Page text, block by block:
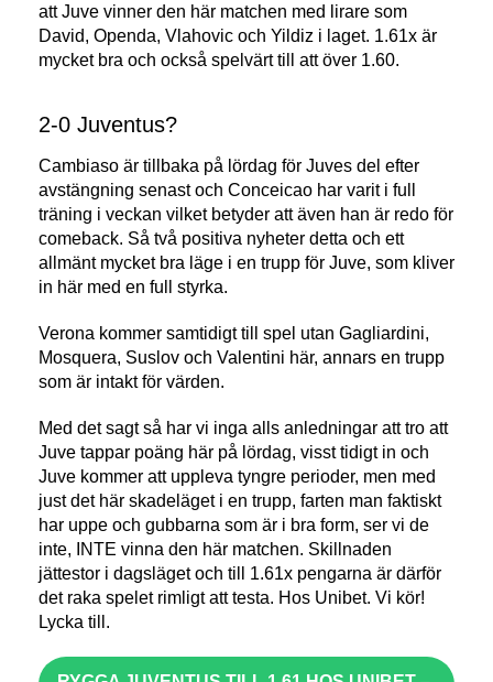
att Juve vinner den här matchen med lirare som
David, Openda, Vlahovic och Yildiz i laget. 1.61x är
mycket bra och också spelvärt till att över 1.60.
2-0 Juventus?
Cambiaso är tillbaka på lördag för Juves del efter
avstängning senast och Conceicao har varit i full
träning i veckan vilket betyder att även han är redo för
comeback. Så två positiva nyheter detta och ett
allmänt mycket bra läge i en trupp för Juve, som kliver
in här med en full styrka.
Verona kommer samtidigt till spel utan Gagliardini,
Mosquera, Suslov och Valentini här, annars en trupp
som är intakt för värden.
Med det sagt så har vi inga alls anledningar att tro att
Juve tappar poäng här på lördag, visst tidigt in och
Juve kommer att uppleva tyngre perioder, men med
just det här skadeläget i en trupp, farten man faktiskt
har uppe och gubbarna som är i bra form, ser vi de
inte, INTE vinna den här matchen. Skillnaden
jättestor i dagsläget och till 1.61x pengarna är därför
det raka spelet rimligt att testa. Hos Unibet. Vi kör!
Lycka till.